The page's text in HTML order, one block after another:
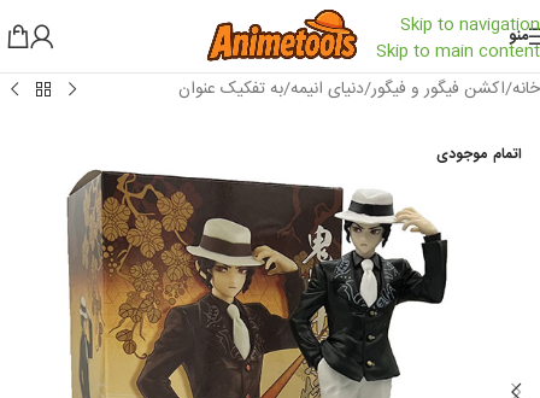
Skip to navigation
Skip to main content
منو
خانه/اکشن فیگور و فیگور/دنیای انیمه/به تفکیک عنوان
اتمام موجودی